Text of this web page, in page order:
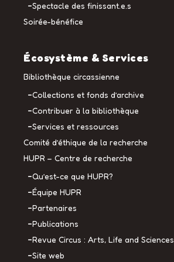
Spectacle des finissant.e.s
Soirée-bénéfice
Écosystème & Services
Bibliothèque circassienne
Collections et fonds d’archive
Contribuer à la bibliothèque
Services et ressources
Comité d’éthique de la recherche
HUPR – Centre de recherche
Qu’est-ce que HUPR?
Équipe HUPR
Partenaires
Publications
Revue Circus : Arts, Life and Sciences
Site web